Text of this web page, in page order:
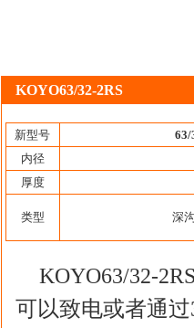
KOYO63/32-2RS
新型号 63/
内径
厚度
类型 深
KOYO63/32-
可以致电或者通过